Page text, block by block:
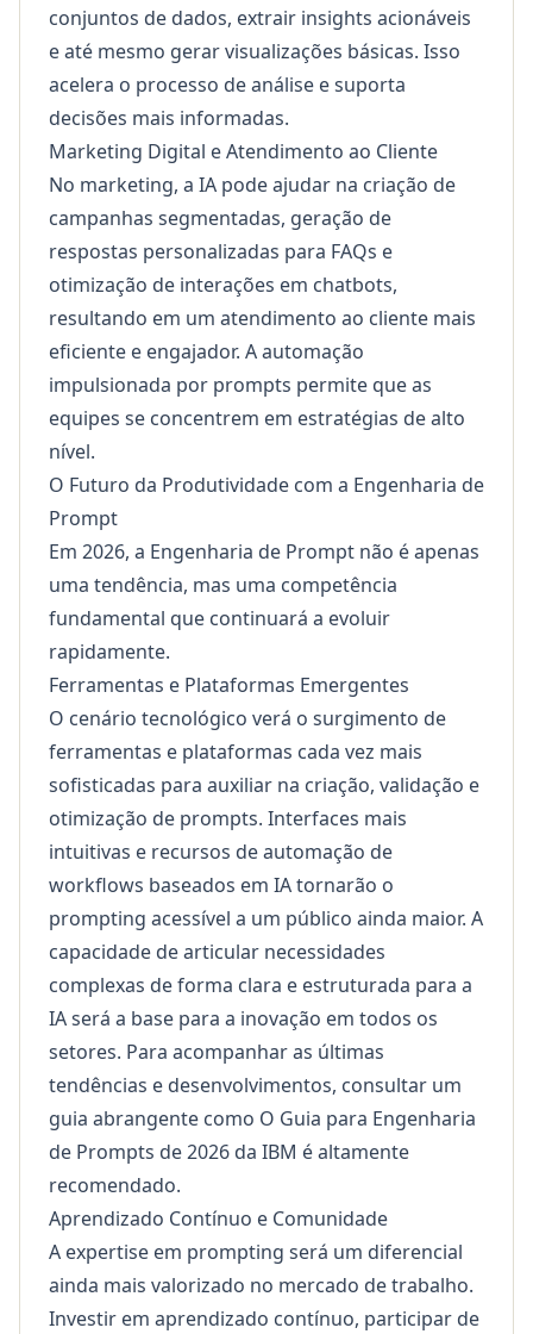
conjuntos de dados, extrair insights acionáveis
e até mesmo gerar visualizações básicas. Isso
acelera o processo de análise e suporta
decisões mais informadas.
Marketing Digital e Atendimento ao Cliente
No marketing, a IA pode ajudar na criação de
campanhas segmentadas, geração de
respostas personalizadas para FAQs e
otimização de interações em chatbots,
resultando em um atendimento ao cliente mais
eficiente e engajador. A automação
impulsionada por prompts permite que as
equipes se concentrem em estratégias de alto
nível.
O Futuro da Produtividade com a Engenharia de
Prompt
Em 2026, a Engenharia de Prompt não é apenas
uma tendência, mas uma competência
fundamental que continuará a evoluir
rapidamente.
Ferramentas e Plataformas Emergentes
O cenário tecnológico verá o surgimento de
ferramentas e plataformas cada vez mais
sofisticadas para auxiliar na criação, validação e
otimização de prompts. Interfaces mais
intuitivas e recursos de automação de
workflows baseados em IA tornarão o
prompting acessível a um público ainda maior. A
capacidade de articular necessidades
complexas de forma clara e estruturada para a
IA será a base para a inovação em todos os
setores. Para acompanhar as últimas
tendências e desenvolvimentos, consultar um
guia abrangente como O Guia para Engenharia
de Prompts de 2026 da IBM é altamente
recomendado.
Aprendizado Contínuo e Comunidade
A expertise em prompting será um diferencial
ainda mais valorizado no mercado de trabalho.
Investir em aprendizado contínuo, participar de